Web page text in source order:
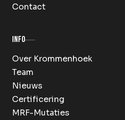
Contact
Info
Over Krommenhoek
Team
Nieuws
Certificering
MRF-Mutaties